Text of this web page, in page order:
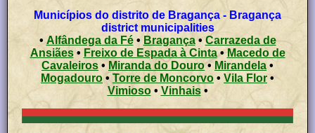
Municípios do distrito de Bragança - Bragança
district municipalities
•Alfândega da Fé• Bragança•Carrazeda de
Ansiães• Freixo de Espada à Cinta•Macedo de
Cavaleiros • Miranda do Douro• Mirandela •
Mogadouro • Torre de Moncorvo • Vila Flor •
Vimioso• Vinhais•